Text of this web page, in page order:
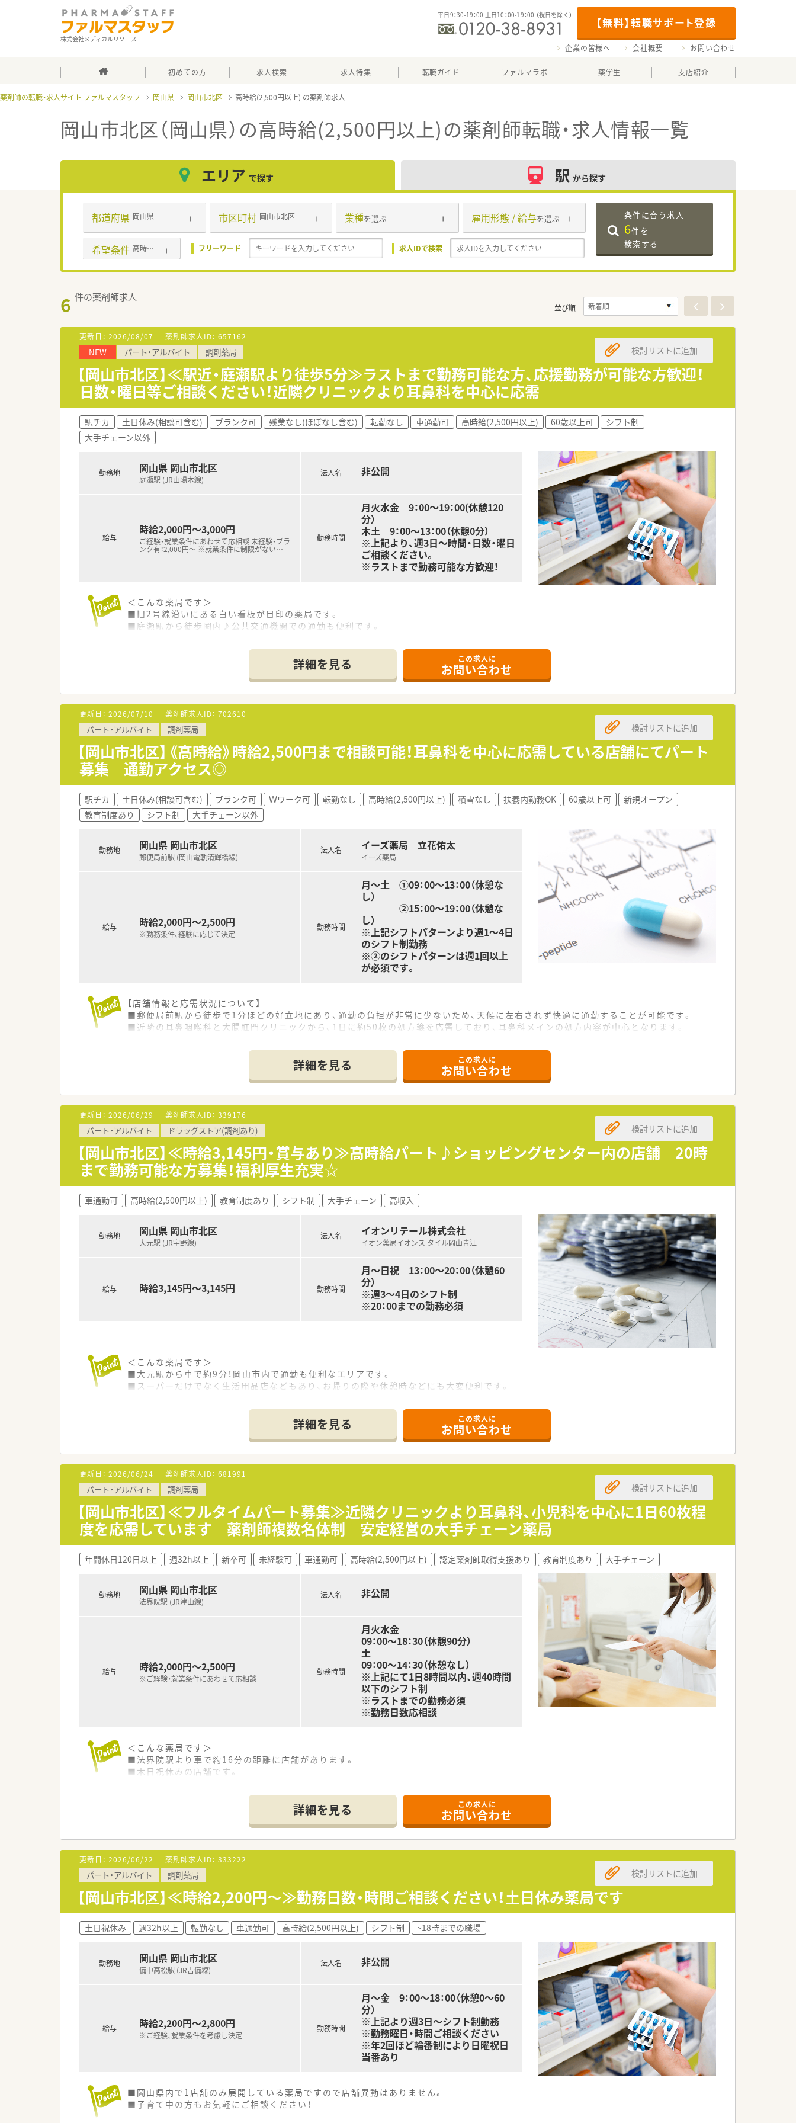
株式会社メディカルリソース
【無料】転職サポート登録
平日9：30-19：00 土日10：00-19：00 （祝日を除く）
企業の皆様へ 会社概要 お問い合わせ
初めての方 求人検索 求人特集 転職ガイド ファルマラボ 薬学生 支店紹介
薬剤師の転職・求人サイト ファルマスタッフ 岡山県 岡山市北区 高時給(2,500円以上)
岡山市北区（岡山県）の高時給(2,500円以上)の薬剤師転職・求人情報一覧
エリア で探す 駅 から探す
都道府県 岡山県 市区町村 岡山市北区 業種を選ぶ 雇用形態 / 給与を選ぶ
希望条件 高時給(2,500円以上) フリーワード 求人IDで検索
条件に合う求人
6件を
検索する
6 件の薬剤師求人
並び順
更新日： 2026/08/07 薬剤師求人ID： 657162
NEW パート・アルバイト 調剤薬局
【岡山市北区】≪駅近・庭瀬駅より徒歩5分≫ラストまで勤務可能な方、応援勤務が可能な方歓迎！
日数・曜日等ご相談ください！近隣クリニックより耳鼻科を中心に応需
検討リストに追加
駅チカ 土日休み(相談可含む) ブランク可 残業なし(ほぼなし含む) 転勤なし 車通勤可 高時給(2,500円以上) 60歳以上可
シフト制
大手チェーン以外
勤務地 岡山県 岡山市北区
庭瀬駅 (JR山陽本線)
給与
時給2,000円～3,000円
ご経験・就業条件にあわせて応相談 未経験・ブラ
ンク有：2,000円～ ※就業条件に制限がない…
法人名 非公開
勤務時間
月火水金 9：00～19：00(休憩120
分）
木土 9：00～13：00（休憩0分）
※上記より、週3日～時間・日数・曜日
ご相談ください。
※ラストまで勤務可能な方歓迎！
＜こんな薬局です＞
■旧2号線沿いにある白い看板が目印の薬局です。
■庭瀬駅から徒歩圏内♪公共交通機関での通勤も便利です。
＜研修制度＞
■先輩社員が丁寧に指導いたします。
■医薬品メーカーによる勉強会も実施しています。
＜法人特徴＞
■岡山で4店舗展開されています。
地域に密着した薬局です。
■社長も薬剤師なので、お子様のこと・ご家庭のことなど、いざという時のお休みも流動的に対応して頂けるので安心です。
■希望者は研修会、勉強会への参加も可能です。
＜こんな方にもオススメ＞
■午後のみの勤務を希望される方
少しでも気になった方はお問い合わせくださいませ
詳細を見る この求人に
お問い合わせ
更新日： 2026/07/10 薬剤師求人ID： 702610
パート・アルバイト 調剤薬局
【岡山市北区】《高時給》時給2,500円まで相談可能！耳鼻科を中心に応需している店舗にてパート
募集 通勤アクセス◎
検討リストに追加
駅チカ 土日休み(相談可含む) ブランク可 Ｗワーク可 転勤なし 高時給(2,500円以上) 積雪なし 扶養内勤務OK 60歳以上可
新規オープン
教育制度あり
シフト制 大手チェーン以外
勤務地 岡山県 岡山市北区
郵便局前駅 (岡山電軌清輝橋線)
給与 時給2,000円～2,500円
※勤務条件、経験に応じて決定
法人名 イーズ薬局 立花佑太
イーズ薬局
勤務時間
月～土 ①09：00～13：00（休憩な
し）
②15：00～19：00（休憩な
し）
※上記シフトパターンより週1～4日
のシフト制勤務
※②のシフトパターンは週1回以上
が必須です。
【店舗情報と応需状況について】
■郵便局前駅から徒歩で1分ほどの好立地にあり、通勤の負担が非常に少ないため、天候に左右されず快適に通勤することが可能です。
■近隣の耳鼻咽喉科と大腸肛門クリニックから、1日に約50枚の処方箋を応需しており、耳鼻科メインの処方内容が中心となります。
■2024年10月の新規開業以来、地域に根ざした医療を提供するために、戦力となってくれるパート薬剤師の方を急募しています。
■ブランクがある方やＷワークを希望される方も歓迎しており、周囲と協力しながら円滑に業務を進められる柔軟な方を求めています。
■調剤や服薬指導の経験を活かしつつ、新しい店舗を一緒に盛り上げていきたいという前向きな意欲をお持ちの方は大歓迎の職場です。
【法人特徴について】
■2024年10月に設立されたばかりの非常に新しい法人で、岡山市の中心地に密着した店舗展開を行い、地域貢献を目指しています。
■社長自らが現役の薬剤師として店舗業務に従事しているため、現場の課題や負担を敏感に察知し、就業環境の整備を推進しています。
■現場目線の経営を行っていることが最大の特徴であり、働くスタッフ一人ひとりの声を大切にする風通しの良い組織作りをしていま
す。
【求人情報について】
■パート薬剤師としての募集であり、時給は2,200円から2,500円の間で、これまでの経験や勤務条件を十分に考慮して決定します。
■勤務時間は9時から19時の間でのシフト制となっており、扶養内での勤務や短時間勤務を希望される方もまずは相談ください。
■積雪の心配がほとんどないエリアでの勤務となるため、冬場であっても交通機関の乱れを気にせず、安定して出勤することが可能で
詳細を見る この求人に
お問い合わせ
更新日： 2026/06/29 薬剤師求人ID： 339176
パート・アルバイト ドラッグストア(調剤あり)
【岡山市北区】≪時給3,145円・賞与あり≫高時給パート♪ショッピングセンター内の店舗 20時
まで勤務可能な方募集！福利厚生充実☆
検討リストに追加
車通勤可 高時給(2,500円以上) 教育制度あり シフト制 大手チェーン 高収入
勤務地 岡山県 岡山市北区
大元駅 (JR宇野線)
給与 時給3,145円～3,145円
法人名 イオンリテール株式会社
イオン薬局イオンス タイル岡山青江
勤務時間
月～日祝 13：00～20：00（休憩60
分）
※週3～4日のシフト制
※20：00までの勤務必須
＜こんな薬局です＞
■大元駅から車で約9分！岡山市内で通勤も便利なエリアです。
■スーパーだけでなく生活用品店などもあり、お帰りの際や休憩時などにも大変便利です。
■調剤・監査・投薬・薬歴管理、OTC販売、レジ業務、品出し業務など一連の業務をお願いします。
■営業収益日本小売業No.1で経営安定の企業です。日本全国及び海外にも幅広く出店しています。
■全国に278店舗を展開すしており、調剤はもちろん、OTCやシニアケア、漢方薬、健康食品といった健康に必要な商品・サービス提供、
クリニックの誘致など 新たな取り組みも実施しています。
■本州、四国を中心に約250店舗の調剤薬局を核に、地域ニーズを先取りする「ヘルスケアステーション」を目指しています。
■全国のショッピングセンター内にあり、お買い物に来られる幅広い層のお客様が、年中無休(365日）毎日夜遅くまで処方箋をもってこ
られます。
■多種多様な処方せんを応需しているため、扱う薬の種類や対応する医療機関は多岐に渡り 幅広い知識・スキルを磨くことができま
す。
■OTC併設店だからこそ『健康をトータルでサポート』できます。
■OTC販売にも携わりたい方
■時給3,145円で収入もしっかり確保したい方
詳細を見る この求人に
お問い合わせ
更新日： 2026/06/24 薬剤師求人ID： 681991
パート・アルバイト 調剤薬局
【岡山市北区】≪フルタイムパート募集≫近隣クリニックより耳鼻科、小児科を中心に1日60枚程
度を応需しています 薬剤師複数名体制 安定経営の大手チェーン薬局
検討リストに追加
年間休日120日以上 週32h以上 新卒可 未経験可 車通勤可 高時給(2,500円以上) 認定薬剤師取得支援あり 教育制度あり 大手チェーン
勤務地 岡山県 岡山市北区
法界院駅 (JR津山線)
給与 時給2,000円～2,500円
※ご経験・就業条件にあわせて応相談
法人名 非公開
勤務時間
月火水金
09：00～18：30（休憩90分）
土
09：00～14：30（休憩なし）
※上記にて1日8時間以内、週40時間
以下のシフト制
※ラストまでの勤務必須
※勤務日数応相談
＜こんな薬局です＞
■法界院駅より車で約16分の距離に店舗があります。
■木日祝休みの店舗です。
■近隣のクリニックより耳鼻科、小児科をメインに処方応需しております。
＜研修制度＞
■疾患別のWEB研修やがんや緩和ケア・糖尿病など専任薬剤師も育成にも力を入れています。
■未経験者の方には、新卒者と同様の研修を受けて頂いたり、入社後4日間をかけて実務研修も可能です。
■e-ラーニングやOJT研修などもございます。
＜法人特徴＞
■全国に店舗展開する大手チェーン薬局です。95%がマンツーマンでの出店となります。そのため処方元との関係性がスムーズになる
ことにより、検査値データの共有など含めて他の調剤薬局では経験できない業務提携を行っております。
■駅中や複合店舗開発も行っており、OTCも学びたい方にもピッタリな薬局です。
■年間休日は123日ございます。夏季休暇3日、冬期休暇5日ございます。
■育児休暇は最大3歳まで、時短勤務は小学校1年生終了時まで適用となりますので、子育て中の方にも非常に働きやすい職場です。
■持株制度や財形貯蓄制度・保養所利用や多様な健康診断など、福利厚生についても大変充実しています。
■年1回面談もございますので、自分のキャリアなどについて相談できる機会もございます。
＜こんな方にもおすすめ＞
■福利厚生や研修体制がしっかり充実している環境で働きたい方
詳細を見る この求人に
お問い合わせ
更新日： 2026/06/22 薬剤師求人ID： 333222
パート・アルバイト 調剤薬局
【岡山市北区】≪時給2,200円～≫勤務日数・時間ご相談ください！土日休み薬局です
検討リストに追加
土日祝休み 週32h以上 転勤なし 車通勤可 高時給(2,500円以上) シフト制 ~18時までの職場
勤務地 岡山県 岡山市北区
備中高松駅 (JR吉備線)
給与 時給2,200円～2,800円
※ご経験、就業条件を考慮し決定
法人名 非公開
勤務時間
月～金 9：00～18：00（休憩0～60
分）
※上記より週3日～シフト制勤務
※勤務曜日・時間ご相談ください
※年2回ほど輪番制により日曜祝日
当番あり
■岡山県内で1店舗のみ展開している薬局ですので店舗異動はありません。
■子育て中の方もお気軽にご相談ください！